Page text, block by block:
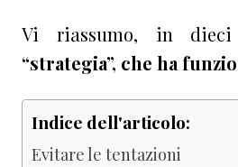
Vi riassumo, in
“strategia”, che ha
Indice dell'articolo:
Evitare le tentazioni